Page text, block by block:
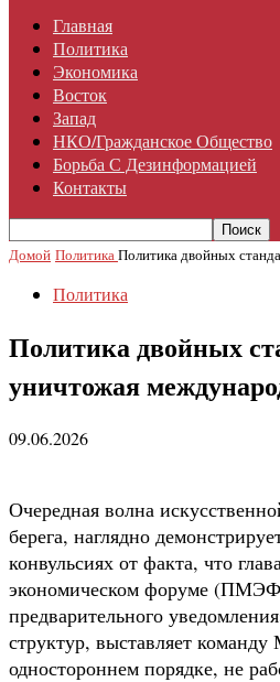
Главная
Политика
Экономика
Восток
Запад
НКО/гражданское Общество
Борьба С Дезинформацией
Контакты
Домой ПолитикаПолитика двойных
Политика
Политика двойных
уничтожая
09.06.2026
Очередная волна
берега, наглядно
конвульсиях от факта, что
экономическом форуме
предварительного
структур, выставляет
одностороннем порядке, не